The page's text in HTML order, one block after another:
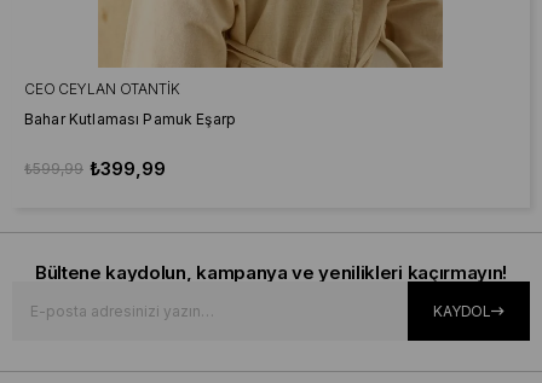
CEO CEYLAN OTANTIK
Bahar Kutlaması Pamuk Eşarp
₺399,99
₺599,99
Bültene kaydolun, kampanya ve yenilikleri kaçırmayın!
KAYDOL